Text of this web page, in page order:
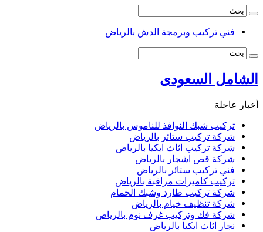
فني تركيب وبرمجة الدش بالرياض
الشامل السعودى
أخبار عاجلة
تركيب شبك النوافذ للناموس بالرياض
شركة تركيب ستائر بالرياض
شركة تركيب اثاث ايكيا بالرياض
شركة قص اشجار بالرياض
فني تركيب ستائر بالرياض
تركيب كاميرات مراقبة بالرياض
شركة تركيب طارد وشبك الحمام
شركة تنظيف خيام بالرياض
شركة فك وتركيب غرف نوم بالرياض
نجار اثاث ايكيا بالرياض